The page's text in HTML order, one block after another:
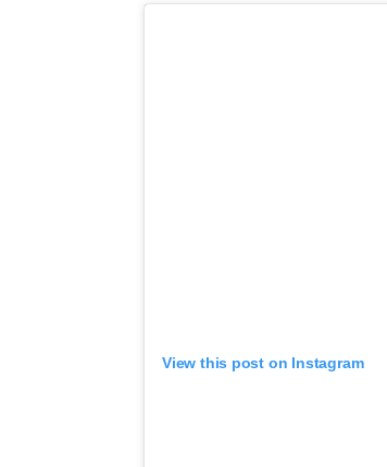
View this post on Instagram